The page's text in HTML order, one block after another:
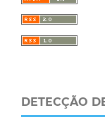
DETECÇÃO